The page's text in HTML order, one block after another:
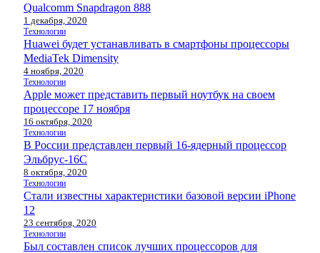
Qualcomm Snapdragon 888
1 декабря, 2020
Технологии
Huawei будет устанавливать в смартфоны процессоры
MediaTek Dimensity
4 ноября, 2020
Технологии
Apple может представить первый ноутбук на своем
процессоре 17 ноября
16 октября, 2020
Технологии
В России представлен первый 16-ядерный процессор
Эльбрус-16С
8 октября, 2020
Технологии
Стали известны характеристики базовой версии iPhone
12
23 сентября, 2020
Технологии
Был составлен список лучших процессоров для